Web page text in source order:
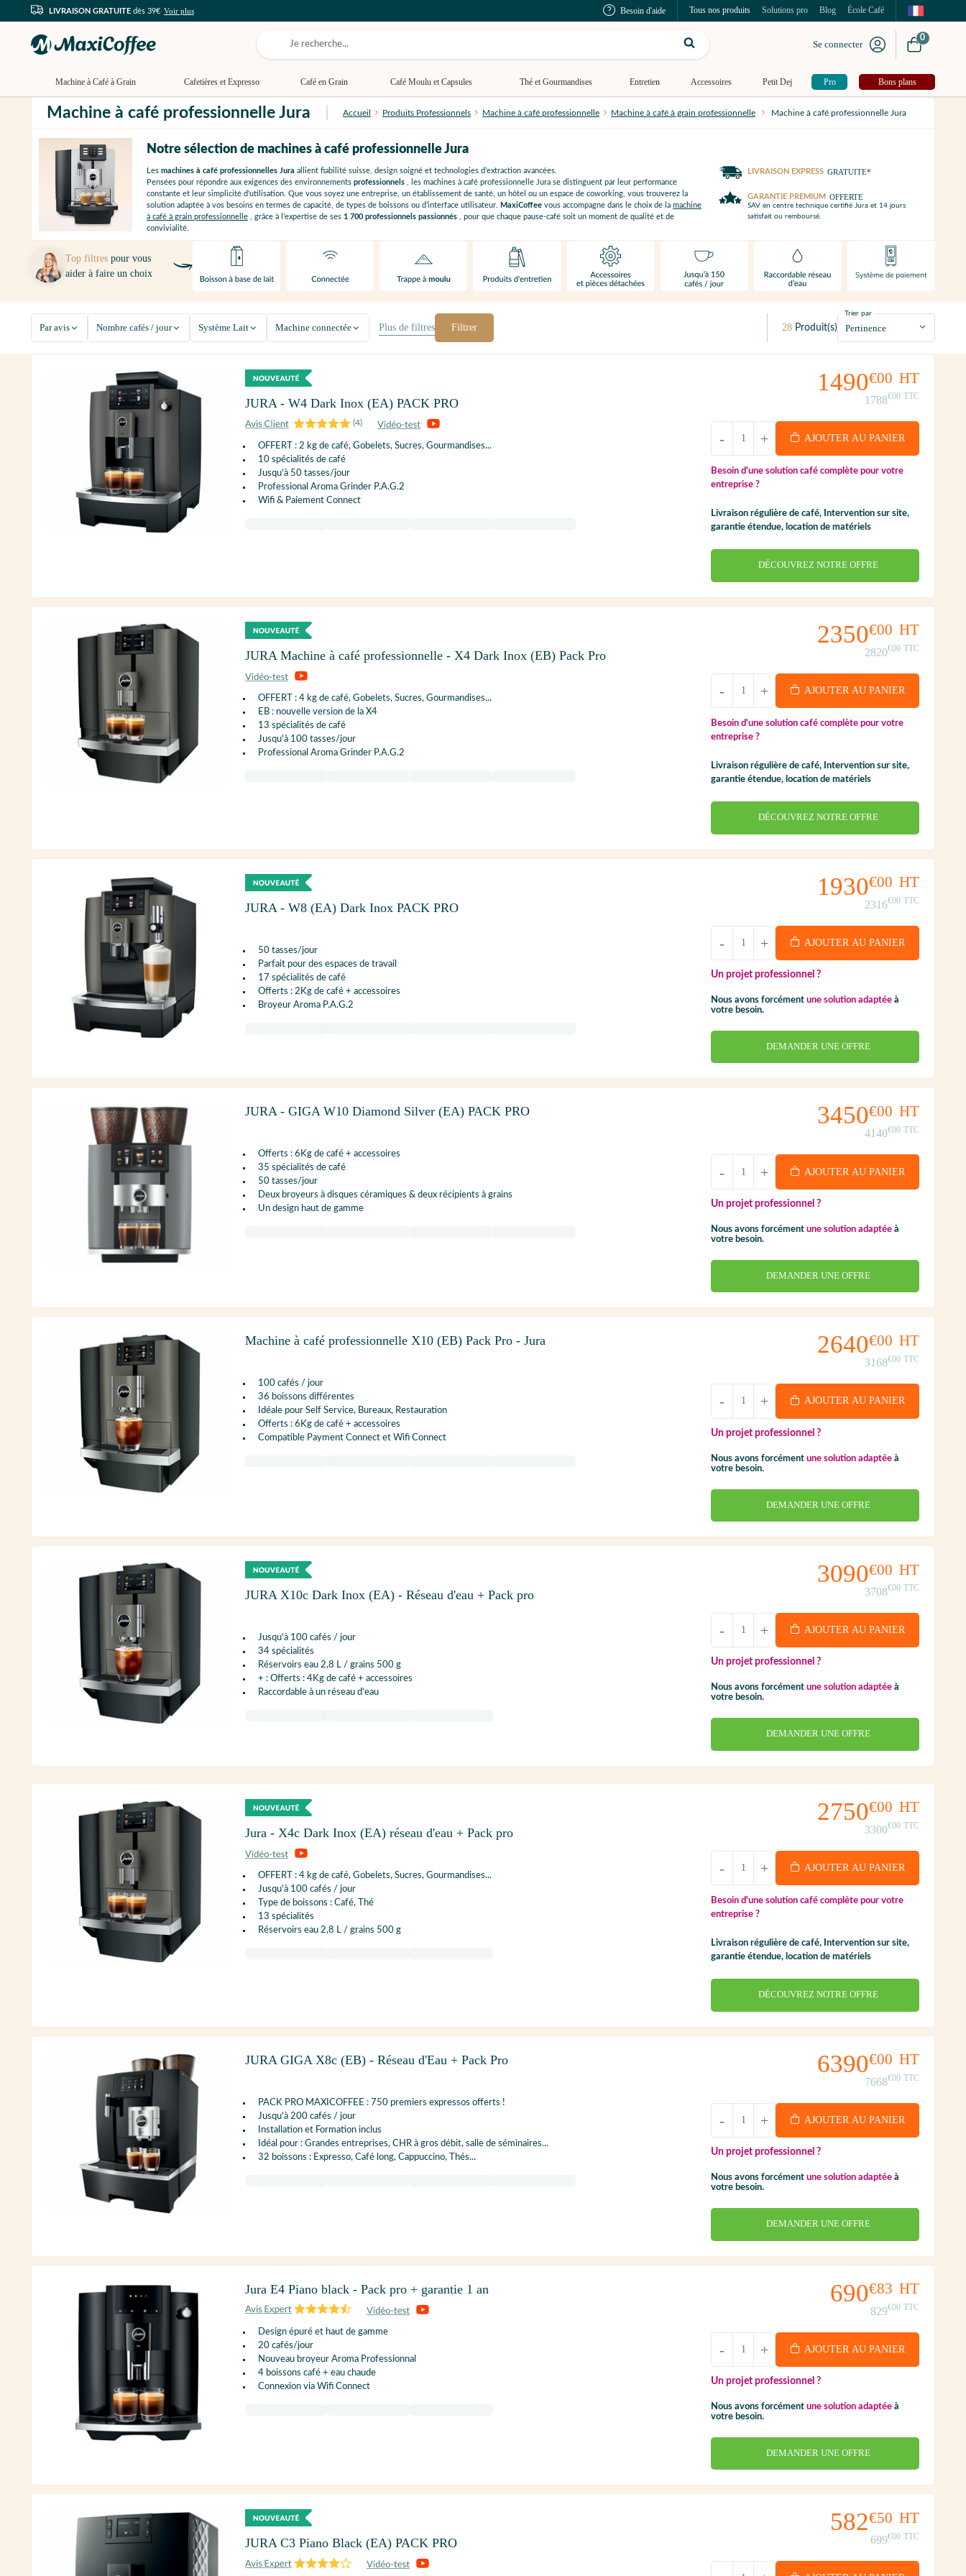
LIVRAISON GRATUITE dès 39€ Voir plus Besoin d'aide Tous nos produits Solutions pro Blog École Café
Se connecter
0
Machine à Café à Grain Cafetières et Expresso Café en Grain Café Moulu et Capsules Thé et Gourmandises Entretien Accessoires Petit Dej Pro Bons plans
Machine à café professionnelle Jura Accueil Produits Professionnels Machine à café professionnelle Machine à café à grain professionnelle Machine à café professionnelle Jura
Notre sélection de machines à café professionnelle Jura
Les machines à café professionnelles Jura allient fiabilité suisse, design soigné et technologies d’extraction avancées.
Pensées pour répondre aux exigences des environnements professionnels , les machines à café professionnelle Jura se distinguent par leur performance
constante et leur simplicité d'utilisation. Que vous soyez une entreprise, un établissement de santé, un hôtel ou un espace de coworking, vous trouverez la
solution adaptée à vos besoins en termes de capacité, de types de boissons ou d’interface utilisateur.
MaxiCoffee vous accompagne dans le choix de la machine
à café à grain professionnelle , grâce à l’expertise de ses 1 700 professionnels passionnés , pour que chaque pause-café soit un moment de qualité et de
convivialité.
LIVRAISON EXPRESS GRATUITE*
GARANTIE PREMIUM OFFERTE
SAV en centre technique certifié Jura et 14 jours
satisfait ou remboursé.
Top filtres pour vous
aider à faire un choix
Par avis Nombre cafés / jour Système Lait Machine connectée Plus de filtres Filtrer 28 Produit(s)
Trier par
JURA - W4 Dark Inox (EA) PACK PRO
(4)
OFFERT : 2 kg de café, Gobelets, Sucres, Gourmandises...
10 spécialités de café
Jusqu'à 50 tasses/jour
Professional Aroma Grinder P.A.G.2
Wifi & Paiement Connect
1490€00 HT
1788€00 TTC
+
- AJOUTER AU PANIER
Besoin d'une solution café complète pour votre
entreprise ?
Livraison régulière de café, Intervention sur site,
garantie étendue, location de matériels
DÉCOUVREZ NOTRE OFFRE
JURA Machine à café professionnelle - X4 Dark Inox (EB) Pack Pro
OFFERT : 4 kg de café, Gobelets, Sucres, Gourmandises...
EB : nouvelle version de la X4
13 spécialités de café
Jusqu'à 100 tasses/jour
Professional Aroma Grinder P.A.G.2
2350€00 HT
2820€00 TTC
+
- AJOUTER AU PANIER
Besoin d'une solution café complète pour votre
entreprise ?
Livraison régulière de café, Intervention sur site,
garantie étendue, location de matériels
DÉCOUVREZ NOTRE OFFRE
JURA - W8 (EA) Dark Inox PACK PRO
50 tasses/jour
Parfait pour des espaces de travail
17 spécialités de café
Offerts : 2Kg de café + accessoires
Broyeur Aroma P.A.G.2
1930€00 HT
2316€00 TTC
+
- AJOUTER AU PANIER
Un projet professionnel ?
Nous avons forcément une solution adaptée à
votre besoin.
DEMANDER UNE OFFRE
JURA - GIGA W10 Diamond Silver (EA) PACK PRO
Offerts : 6Kg de café + accessoires
35 spécialités de café
50 tasses/jour
Deux broyeurs à disques céramiques & deux récipients à grains
Un design haut de gamme
3450€00 HT
4140€00 TTC
+
- AJOUTER AU PANIER
Un projet professionnel ?
Nous avons forcément une solution adaptée à
votre besoin.
DEMANDER UNE OFFRE
Machine à café professionnelle X10 (EB) Pack Pro - Jura
100 cafés / jour
36 boissons différentes
Idéale pour Self Service, Bureaux, Restauration
Offerts : 6Kg de café + accessoires
Compatible Payment Connect et Wifi Connect
2640€00 HT
3168€00 TTC
+
- AJOUTER AU PANIER
Un projet professionnel ?
Nous avons forcément une solution adaptée à
votre besoin.
DEMANDER UNE OFFRE
JURA X10c Dark Inox (EA) - Réseau d'eau + Pack pro
Jusqu'à 100 cafés / jour
34 spécialités
Réservoirs eau 2,8 L / grains 500 g
+ : Offerts : 4Kg de café + accessoires
Raccordable à un réseau d'eau
3090€00 HT
3708€00 TTC
+
- AJOUTER AU PANIER
Un projet professionnel ?
Nous avons forcément une solution adaptée à
votre besoin.
DEMANDER UNE OFFRE
Jura - X4c Dark Inox (EA) réseau d'eau + Pack pro
OFFERT : 4 kg de café, Gobelets, Sucres, Gourmandises...
Jusqu'à 100 cafés / jour
Type de boissons : Café, Thé
13 spécialités
Réservoirs eau 2,8 L / grains 500 g
2750€00 HT
3300€00 TTC
+
- AJOUTER AU PANIER
Besoin d'une solution café complète pour votre
entreprise ?
Livraison régulière de café, Intervention sur site,
garantie étendue, location de matériels
DÉCOUVREZ NOTRE OFFRE
JURA GIGA X8c (EB) - Réseau d'Eau + Pack Pro
PACK PRO MAXICOFFEE : 750 premiers expressos offerts !
Jusqu'à 200 cafés / jour
Installation et Formation inclus
Idéal pour : Grandes entreprises, CHR à gros débit, salle de séminaires...
32 boissons : Expresso, Café long, Cappuccino, Thés...
6390€00 HT
7668€00 TTC
+
- AJOUTER AU PANIER
Un projet professionnel ?
Nous avons forcément une solution adaptée à
votre besoin.
DEMANDER UNE OFFRE
Jura E4 Piano black - Pack pro + garantie 1 an
Design épuré et haut de gamme
20 cafés/jour
Nouveau broyeur Aroma Professionnal
4 boissons café + eau chaude
Connexion via Wifi Connect
690€83 HT
829€00 TTC
+
- AJOUTER AU PANIER
Un projet professionnel ?
Nous avons forcément une solution adaptée à
votre besoin.
DEMANDER UNE OFFRE
JURA C3 Piano Black (EA) PACK PRO
582€50 HT
699€00 TTC